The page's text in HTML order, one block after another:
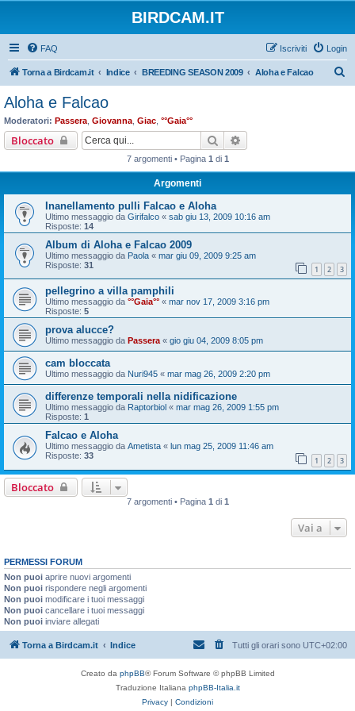
BIRDCAM.IT
FAQ Login
Iscriviti
Torna a Birdcam.it Indice BREEDING SEASON 2009 Aloha e Falcao
Aloha e Falcao
Moderatori: Passera Giovanna Giac °°Gaia°°
Bloccato Cerca
7 argomenti • Pagina 1 di 1
Argomenti
Inanellamento pulli Falcao e Aloha
Ultimo messaggio da Girifalco « sab giu 13, 2009 10:16 am
Risposte: 14
Album di Aloha e Falcao 2009
Ultimo messaggio da Paola « mar giu 09, 2009 9:25 am
Risposte: 31 1 2 3
pellegrino a villa pamphili
Ultimo messaggio da °°Gaia°° « mar nov 17, 2009 3:16 pm
Risposte: 5
prova alucce?
Ultimo messaggio da Passera « gio giu 04, 2009 8:05 pm
cam bloccata
Ultimo messaggio da Nuri945 « mar mag 26, 2009 2:20 pm
differenze temporali nella nidificazione
Ultimo messaggio da Raptorbiol « mar mag 26, 2009 1:55 pm
Risposte: 1
Falcao e Aloha
Ultimo messaggio da Ametista « lun mag 25, 2009 11:46 am
Risposte: 33 1 2 3
Bloccato
7 argomenti • Pagina 1 di 1
Vai a
PERMESSI FORUM
Non puoi aprire nuovi argomenti
Non puoi rispondere negli argomenti
Non puoi modificare i tuoi messaggi
Non puoi cancellare i tuoi messaggi
Non puoi inviare allegati
Torna a Birdcam.it Indice Tutti gli orari sono UTC+02:00
Creato da phpBB® Forum Software © phpBB Limited
Traduzione Italiana phpBB-Italia.it
Privacy | Condizioni